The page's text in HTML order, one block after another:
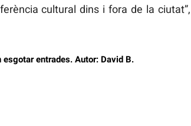
cultural dins i fora de la ciutat”,
esgotar entrades. Autor: David B.